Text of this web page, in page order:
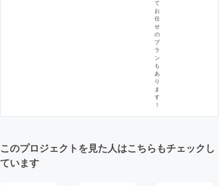
て
お
任
せ
の
プ
ラ
ン
も
あ
り
ま
す
！
このプロジェクトを見た人はこちらもチェックし
ています